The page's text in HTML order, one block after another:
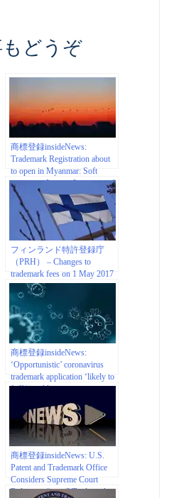
どうぞ
商標登録insideNews:
Trademark Registration about
to open in Myanmar: Soft
opening – Inventa International
フィンランド特許登録庁
（PRH） – Changes to
trademark fees on 1 May 2017
商標登録insideNews:
‘Opportunistic’ coronavirus
trademark application ‘likely to
fail’ | worldipreview.com
商標登録insideNews: U.S.
Patent and Trademark Office
Considers Supreme Court
Ruling on “.com” Trademarks